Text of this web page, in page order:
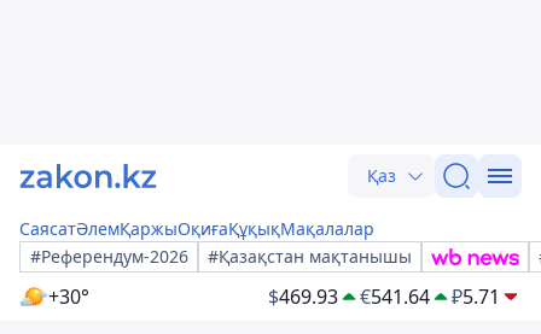
Қаз
СаясатӘлемҚаржыОқиғаҚұқықМақалалар
#Референдум-2026
#Қазақстан мақтанышы
+30° $469.93 €541.64 ₽5.71